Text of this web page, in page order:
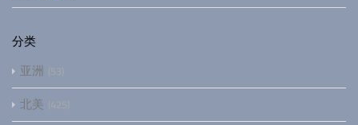
分类
亚洲 53
北美 425